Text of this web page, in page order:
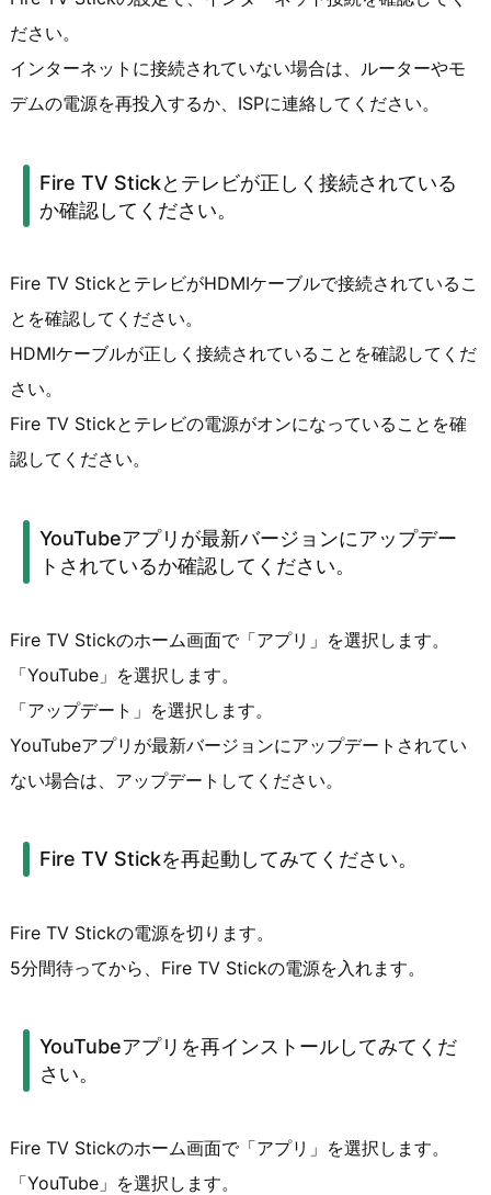
ださい。
インターネットに接続されていない場合は、ルーターやモ
デムの電源を再投入するか、ISPに連絡してください。
Fire TV Stickとテレビが正しく接続されている
か確認してください。
Fire TV StickとテレビがHDMIケーブルで接続されているこ
とを確認してください。
HDMIケーブルが正しく接続されていることを確認してくだ
さい。
Fire TV Stickとテレビの電源がオンになっていることを確
認してください。
YouTubeアプリが最新バージョンにアップデー
トされているか確認してください。
Fire TV Stickのホーム画面で「アプリ」を選択します。
「YouTube」を選択します。
「アップデート」を選択します。
YouTubeアプリが最新バージョンにアップデートされてい
ない場合は、アップデートしてください。
Fire TV Stickを再起動してみてください。
Fire TV Stickの電源を切ります。
5分間待ってから、Fire TV Stickの電源を入れます。
YouTubeアプリを再インストールしてみてくだ
さい。
Fire TV Stickのホーム画面で「アプリ」を選択します。
「YouTube」を選択します。